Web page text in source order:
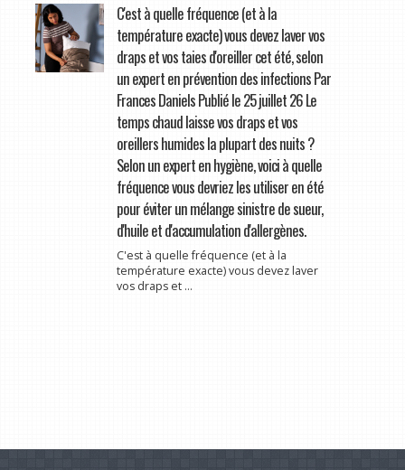
C'est à quelle fréquence (et à la
température exacte) vous devez laver vos
draps et vos taies d'oreiller cet été, selon
un expert en prévention des infections Par
Frances Daniels Publié le 25 juillet 26 Le
temps chaud laisse vos draps et vos
oreillers humides la plupart des nuits ?
Selon un expert en hygiène, voici à quelle
fréquence vous devriez les utiliser en été
pour éviter un mélange sinistre de sueur,
d'huile et d'accumulation d'allergènes.
C'est à quelle fréquence (et à la
température exacte) vous devez laver
vos draps et ...